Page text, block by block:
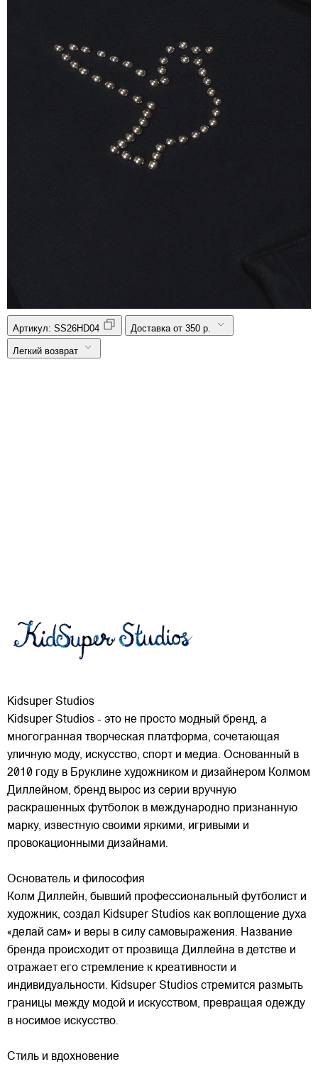
Артикул: SS26HD04 Доставка от 350 р.
Легкий возврат
Kidsuper Studios
Kidsuper Studios - это не просто модный бренд, а
многогранная творческая платформа, сочетающая
уличную моду, искусство, спорт и медиа. Основанный в
2010 году в Бруклине художником и дизайнером Колмом
Диллейном, бренд вырос из серии вручную
раскрашенных футболок в международно признанную
марку, известную своими яркими, игривыми и
провокационными дизайнами.
Основатель и философия
Колм Диллейн, бывший профессиональный футболист и
художник, создал Kidsuper Studios как воплощение духа
«делай сам» и веры в силу самовыражения. Название
бренда происходит от прозвища Диллейна в детстве и
отражает его стремление к креативности и
индивидуальности. Kidsuper Studios стремится размыть
границы между модой и искусством, превращая одежду
в носимое искусство.
Стиль и вдохновение